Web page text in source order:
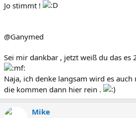
Jo stimmt !
@Ganymed
Sei mir dankbar , jetzt weiß du das es
Naja, ich denke langsam wird es
die kommen dann hier rein .
Mike